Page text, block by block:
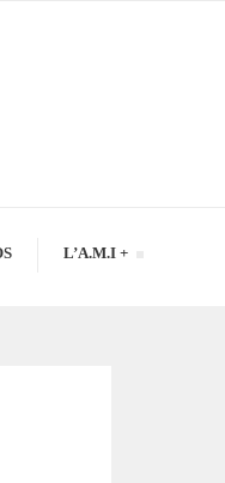
L’A.M.I +